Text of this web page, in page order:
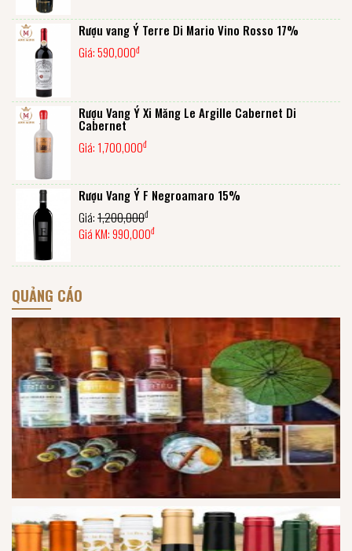
Rượu vang Ý Terre Di Mario Vino Rosso 17%
Giá:590,000đ
Rượu Vang Ý Xi Măng Le Argille Cabernet Di
Cabernet
Giá: 1,700,000đ
Rượu Vang Ý F Negroamaro 15%
Giá:1,200,000đ
Giá KM:990,000đ
QUẢNG CÁO